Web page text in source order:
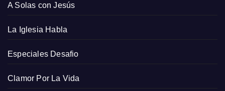
A Solas con Jesús
La Iglesia Habla
Especiales Desafio
Clamor Por La Vida